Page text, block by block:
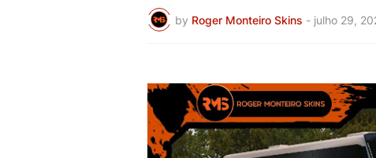
by Roger Monteiro Skins - julho 29,